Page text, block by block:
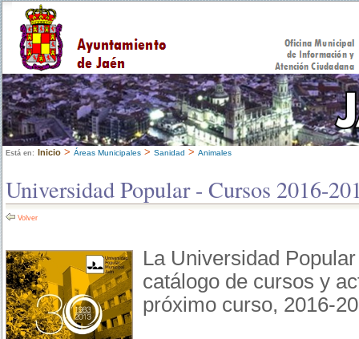
Está en: Inicio > Áreas Municipales > Sanidad > Animales
Universidad Popular - Cursos 2016-
Volver
La Universidad
catálogo de cursos y
próximo curso, 2016-